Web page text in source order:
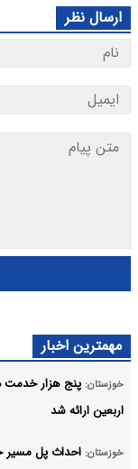
ارسال نظر
مهمترین اخبار
خوزستان: پنج هزار خدمت
اربعین ارائه شد
خوزستان: احداث پل مسیر خسرج